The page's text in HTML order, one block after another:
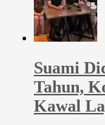
Suami
Tahun,
Kawal